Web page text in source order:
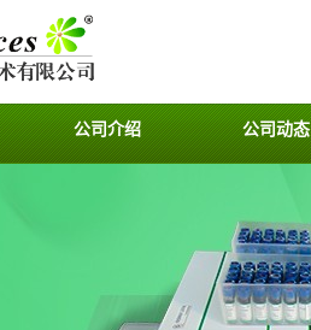
公司介绍 公司动态